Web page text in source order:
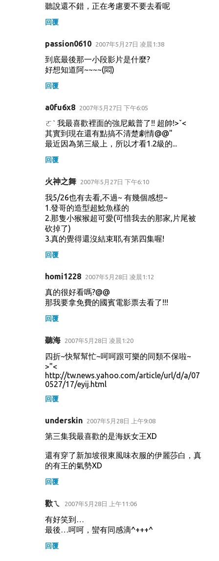
聽說還不錯，正在考慮要不要去看呢
回覆
passion0610 2007年5月27日 凌晨1:38
到底最後那一小段影片是什麼?
好想知道阿~~~~(悶)
回覆
a0fu6x8 2007年5月27日 下午6:05
ㄛˋ 我最喜歡裡面的強尼戴普了!! 超帥!>ˇ<
其實到現在還有點搞不清楚劇情@@"
最近因為第三級上，所以才看1.2級的...
回覆
火神之舞 2007年5月27日 下午6:10
我5/26也有去看,不過~ 有幾個感想~
1.發哥的造型超鯰魚樣的
2.那隻小猴猴超可愛(可惜我去的那家,片尾被
砍掉了)
3.真的覺得還沒結束耶,有第四集喔!
回覆
homi1228 2007年5月28日 凌晨1:12
真的很好看嗎?@@
那我要拿免費的國賓電影票去看了!!!
回覆
聽海 2007年5月28日 凌晨1:20
四折~快幫幫忙~呵呵跟可樂的同類不保啦~
>"<
http://tw.news.yahoo.com/article/url/d/a/07
0527/17/eyij.html
回覆
underskin 2007年5月28日 上午9:08
第三集我最喜歡的是海妖女王XD
還有穿了新加坡很東風味衣服的伊麗莎白，真
的有王的氣勢XD
回覆
歡ㄟ 2007年5月28日 上午11:06
有好笑到…
最後…呵呵，蠻有同感滴^+++^
回覆